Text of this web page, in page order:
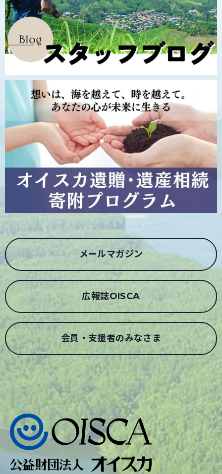
メールマガジン
広報誌OISCA
会員・支援者のみなさま